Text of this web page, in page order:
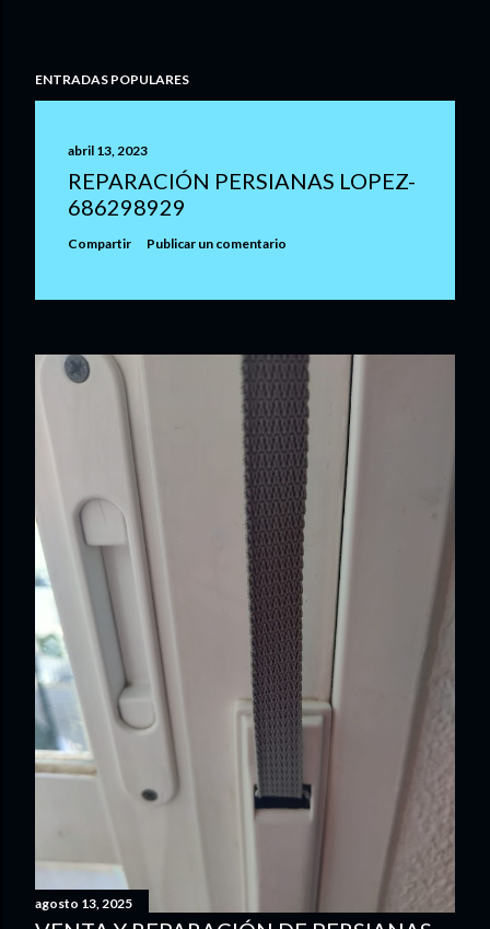
ENTRADAS POPULARES
abril 13, 2023
REPARACIÓN PERSIANAS LOPEZ-
686298929
Compartir Publicar un comentario
agosto 13, 2025